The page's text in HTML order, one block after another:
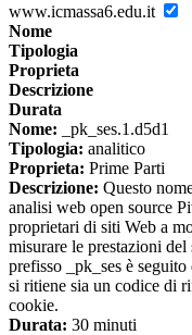
www.icmassa6.edu.it
Nome
Tipologia
Proprieta
Descrizione
Durata
Nome: _pk_ses.1.d5d1
Tipologia: analitico
Proprieta: Prime Parti
Descrizione: Questo
analisi web open source
proprietari di siti Web a
misurare le prestazioni
prefisso _pk_ses è
si ritiene sia un codice di
cookie.
Durata: 30 minuti